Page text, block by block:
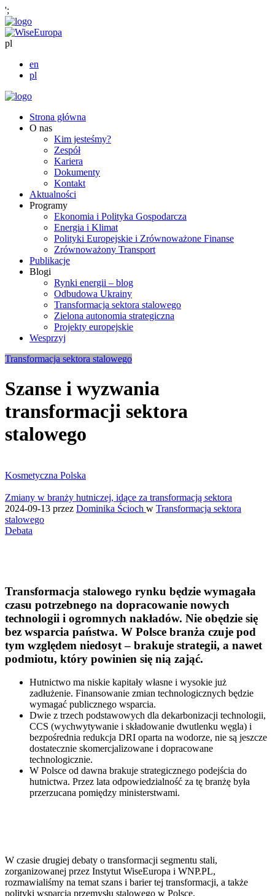
';
pl
en
pl
Strona główna
O nas
Kim jesteśmy?
Zespół
Kariera
Dokumenty
Kontakt
Aktualności
Programy
Ekonomia i Polityka Gospodarcza
Energia i Klimat
Polityki Europejskie i Zrównoważone Finanse
Zrównoważony Transport
Publikacje
Blogi
Rynki energii – blog
Odbudowa Ukrainy
Transformacja sektora stalowego
Zielona autonomia strategiczna
Projekty europejskie
Wesprzyj
Transformacja sektora stalowego
Szanse i wyzwania
transformacji sektora
stalowego
Kosmetyczna Polska
Zmiany w branży hutniczej, idące za transformacją sektora
2024-09-13 przez Dominika Ścioch w Transformacja sektora
stalowego
Debata
Transformacja stalowego rynku będzie wymagała
czasu potrzebnego na dopracowanie nowych
technologii i ogromnych nakładów. Nie obędzie się
bez wsparcia państwa. W Polsce branża czuje pod
tym względem niedosyt – brakuje strategii, a nawet
podmiotu, który powinien się nią zająć.
Hutnictwo ma niskie kapitały własne i wysokie już
zadłużenie. Finansowanie zmian technologicznych będzie
wymagać publicznego wsparcia.
Dwie z trzech podstawowych dla dekarbonizacji technologii,
CCS (wychwytywanie i składowanie dwutlenku węgla) i
bezpośrednia redukcja DRI oparta na wodorze, nie są jeszcze
dostatecznie skomercjalizowane i dopracowane
technologicznie.
W Polsce od dawna brakuje strategicznego podejścia do
hutnictwa. Przez lata odpowiedzialność za tę branżę była
przerzucana pomiędzy ministerstwami.
W czasie drugiej debaty o transformacji segmentu stali,
zorganizowanej przez Instytut WiseEuropa i WNP.PL,
rozmawialiśmy na temat szans i barier tej transformacji, a także
polityki wsparcia przemysłu stalowego w Polsce.